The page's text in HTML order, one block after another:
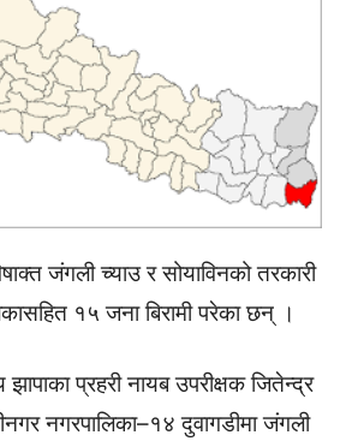
जंगली च्याउ र सोयाविनको तरकारी
१५ जना बिरामी परेका छन् ।
झापाका प्रहरी नायब उपरीक्षक जितेन्द्र
नगरपालिका–१४ दुवागडीमा जंगली